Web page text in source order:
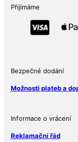
množství
Přijímáme
Bezpečné dodání
Možnosti plateb a
Informace o vrácení
Reklamační řád